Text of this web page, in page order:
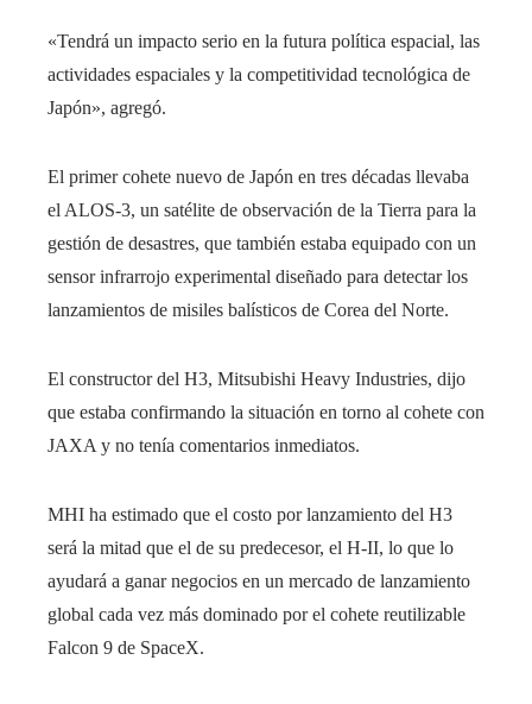
«Tendrá un impacto serio en la futura política espacial, las
actividades espaciales y la competitividad tecnológica de
Japón», agregó.
El primer cohete nuevo de Japón en tres décadas llevaba
el ALOS-3, un satélite de observación de la Tierra para la
gestión de desastres, que también estaba equipado con un
sensor infrarrojo experimental diseñado para detectar los
lanzamientos de misiles balísticos de Corea del Norte.
El constructor del H3, Mitsubishi Heavy Industries, dijo
que estaba confirmando la situación en torno al cohete con
JAXA y no tenía comentarios inmediatos.
MHI ha estimado que el costo por lanzamiento del H3
será la mitad que el de su predecesor, el H-II, lo que lo
ayudará a ganar negocios en un mercado de lanzamiento
global cada vez más dominado por el cohete reutilizable
Falcon 9 de SpaceX.